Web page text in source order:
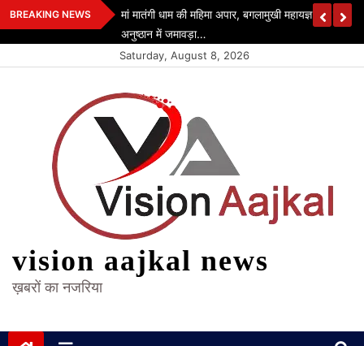
Skip
to
BREAKING NEWS
मां मातंगी धाम की महिमा अपार, बगलामुखी महायज्ञ रचा
अनुष्ठान में जमावड़ा…
Saturday, August 8, 2026
vision aajkal news
ख़बरों का नजरिया